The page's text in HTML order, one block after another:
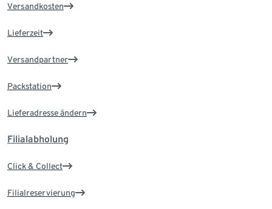
Versandkosten
Lieferzeit
Versandpartner
Packstation
Lieferadresse ändern
Filialabholung
Click & Collect
Filialreservierung